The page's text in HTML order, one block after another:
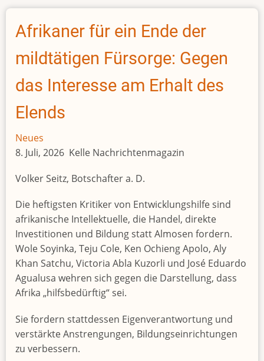
Ross
Afrikaner für ein Ende der
mildtätigen Fürsorge: Gegen
das Interesse am Erhalt des
Elends
Neues
8. Juli, 2026 Kelle Nachrichtenmagazin
Volker Seitz, Botschafter a. D.
Die heftigsten Kritiker von Entwicklungshilfe sind
afrikanische Intellektuelle, die Handel, direkte
Investitionen und Bildung statt Almosen fordern.
Wole Soyinka, Teju Cole, Ken Ochieng Apolo, Aly
Khan Satchu, Victoria Abla Kuzorli und José Eduardo
Agualusa wehren sich gegen die Darstellung, dass
Afrika „hilfsbedürftig“ sei.
Sie fordern stattdessen Eigenverantwortung und
verstärkte Anstrengungen, Bildungseinrichtungen
zu verbessern.